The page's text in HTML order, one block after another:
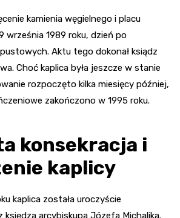
kamienia węgielnego i placu
września 1989 roku, dzień po
Aktu tego dokonał ksiądz
Choć kaplica była jeszcze w stanie
rozpoczęto kilka miesięcy później,
zakończono w 1995 roku.
konsekracja i
kaplicy
kaplica została uroczyście